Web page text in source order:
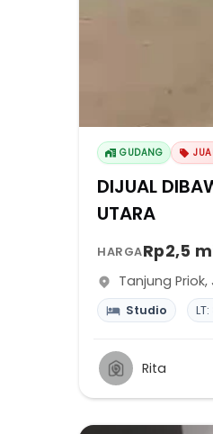
GUDANG
DIJUAL
UTARA
HARGARp2,5
Tanjung Priok,
Studio LT:
Rita